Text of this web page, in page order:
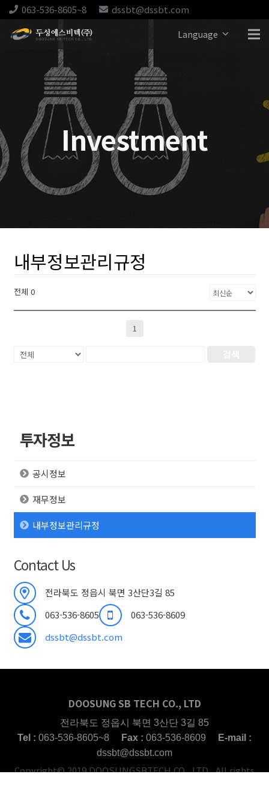
063-536-8605~8 dssbt@dssbt.com
Language
Investment
내부정보관리규정
전체 0
1
투자정보
공시정보
재무정보
내부정보관리규정
Contact Us
전라북도 정읍시 북면 3산단3길 85
063-536-8605
063-536-8609
dssbt@dssbt.com
DOOSUNG SB TECH CO., LTD
전라북도 정읍시 북면 3산단 3길 85
Tel : 063-536-8605~8 Fax : 063-536-8609
E-mail :
dssbt@dssbt.com
Copyright© 2019 DOOSUNGSBTECH CO., LTD. All rights